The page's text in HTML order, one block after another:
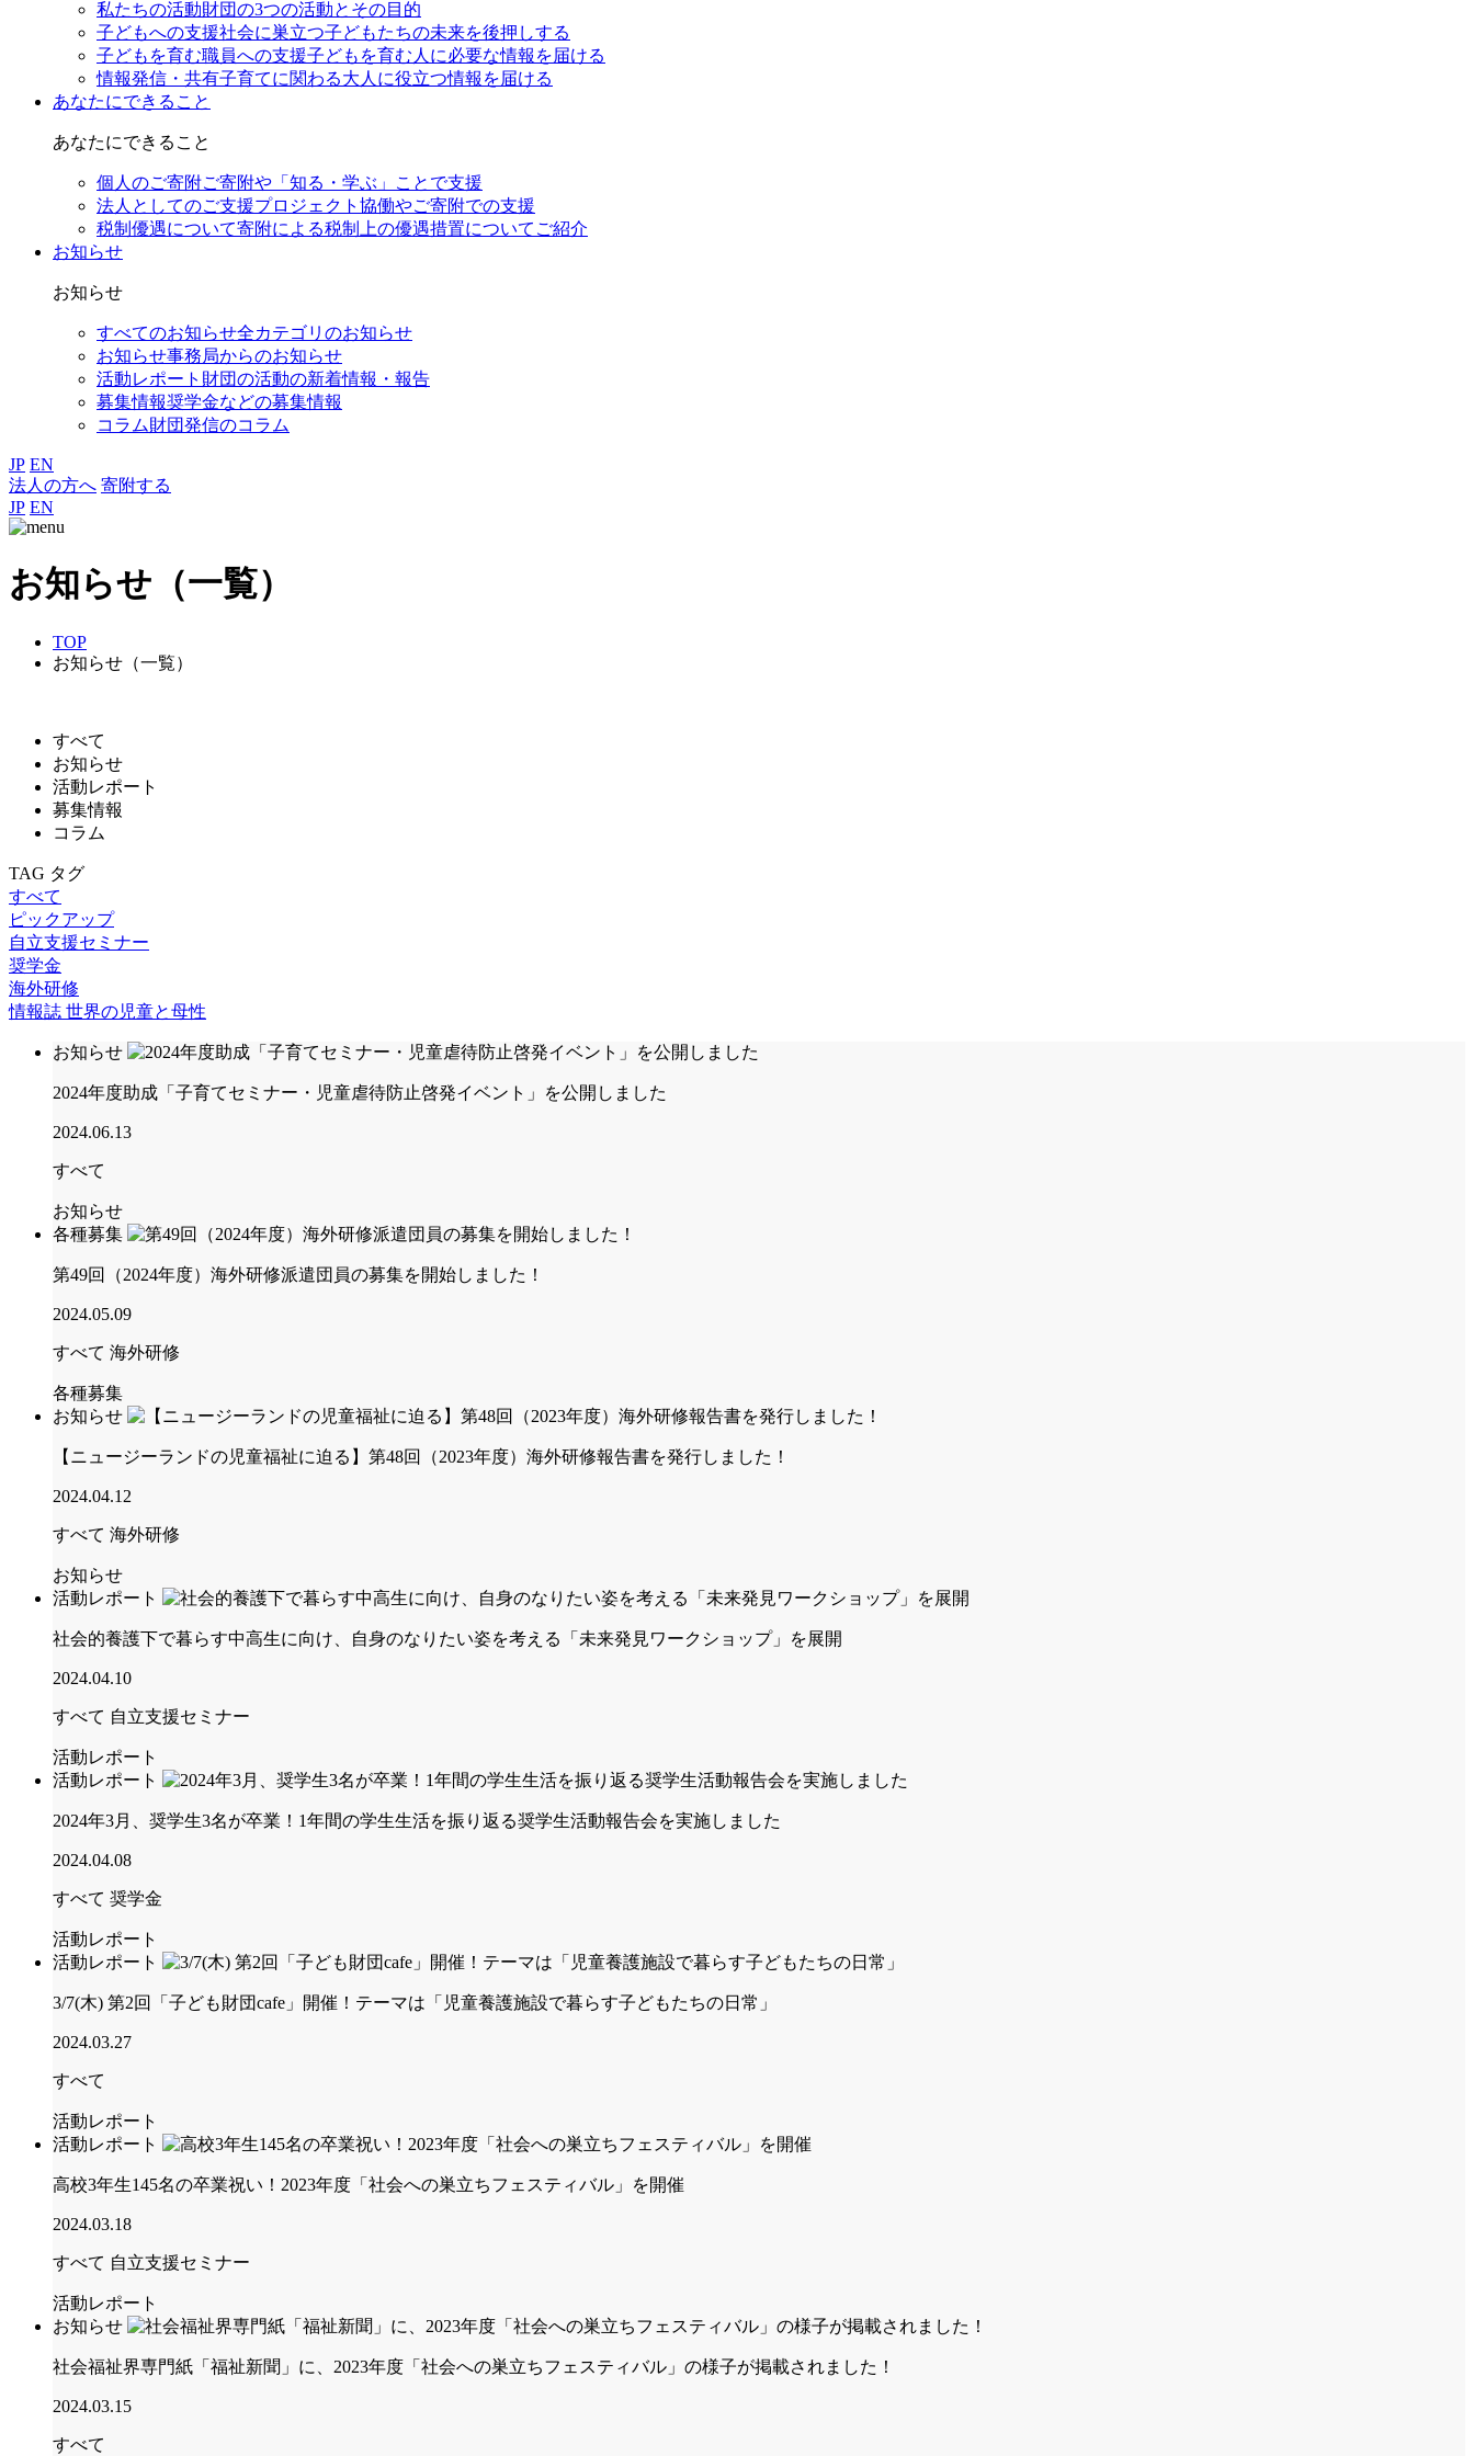
私たちの活動財団の3つの活動とその目的
子どもへの支援社会に巣立つ子どもたちの未来を後押しする
子どもを育む職員への支援子どもを育む人に必要な情報を届ける
情報発信・共有子育てに関わる大人に役立つ情報を届ける
あなたにできること
あなたにできること
個人のご寄附ご寄附や「知る・学ぶ」ことで支援
法人としてのご支援プロジェクト協働やご寄附での支援
税制優遇について寄附による税制上の優遇措置についてご紹介
お知らせ
お知らせ
すべてのお知らせ全カテゴリのお知らせ
お知らせ事務局からのお知らせ
活動レポート 財団の活動の新着情報・報告
募集情報奨学金などの募集情報
コラム財団発信のコラム
JP EN
法人の方へ 寄附する
JP EN
お知らせ（一覧）
TOP
お知らせ（一覧）
すべて
お知らせ
活動レポート
募集情報
コラム
TAG タグ
すべて
ピックアップ
自立支援セミナー
奨学金
海外研修
情報誌 世界の児童と母性
お知らせ
2024年度助成「子育てセミナー・児童虐待防止啓発イベント」を公開しました
2024.06.13
すべて
お知らせ
各種募集
第49回（2024年度）海外研修派遣団員の募集を開始しました！
2024.05.09
すべて 海外研修
各種募集
お知らせ
【ニュージーランドの児童福祉に迫る】第48回（2023年度）海外研修報告書を発行しました！
2024.04.12
すべて 海外研修
お知らせ
活動レポート
社会的養護下で暮らす中高生に向け、自身のなりたい姿を考える「未来発見ワークショップ」を展開
2024.04.10
すべて 自立支援セミナー
活動レポート
活動レポート
2024年3月、奨学生3名が卒業！1年間の学生生活を振り返る奨学生活動報告会を実施しました
2024.04.08
すべて 奨学金
活動レポート
活動レポート
3/7(木) 第2回「子ども財団cafe」開催！テーマは「児童養護施設で暮らす子どもたちの日常」
2024.03.27
すべて
活動レポート
活動レポート
高校3年生145名の卒業祝い！2023年度「社会への巣立ちフェスティバル」を開催
2024.03.18
すべて 自立支援セミナー
活動レポート
お知らせ
社会福祉界専門紙「福祉新聞」に、2023年度「社会への巣立ちフェスティバル」の様子が掲載されました！
2024.03.15
すべて